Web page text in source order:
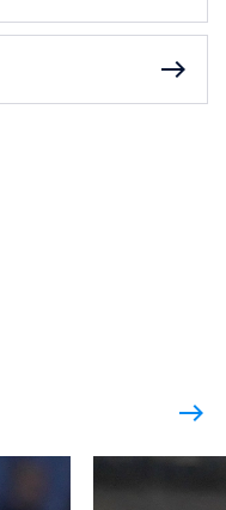
east
east